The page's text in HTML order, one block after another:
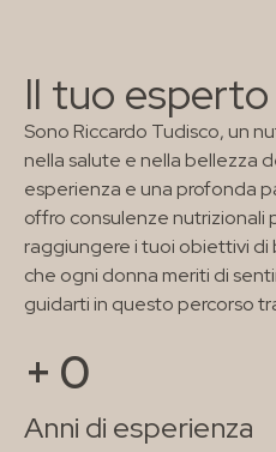
Il tuo
Sono Riccardo Tudisco, un
nella salute e nella bellezza
esperienza e una profonda
offro consulenze nutrizionali
raggiungere i tuoi obiettivi di
che ogni donna meriti di
guidarti in questo percorso
+ 0
Anni di esperienza
Wellness Body
Dimagrimento
I PERCORSI
Per età
Per esigenze
Per sport
info@riccardotudisco.it